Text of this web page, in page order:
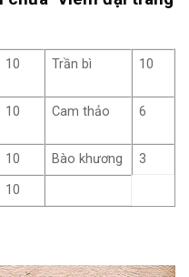
10 Trần bì 10
10 Cam thảo 6
10 Bào khương
3
10